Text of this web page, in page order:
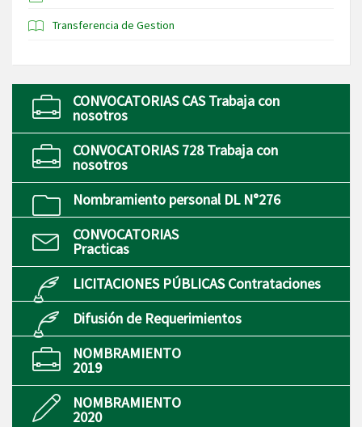
Transferencia de Gestion
CONVOCATORIAS CAS Trabaja con
nosotros
CONVOCATORIAS 728 Trabaja con
nosotros
Nombramiento personal DL N°276
CONVOCATORIAS
Practicas
LICITACIONES PÚBLICAS Contrataciones
Difusión de Requerimientos
NOMBRAMIENTO
2019
NOMBRAMIENTO
2020